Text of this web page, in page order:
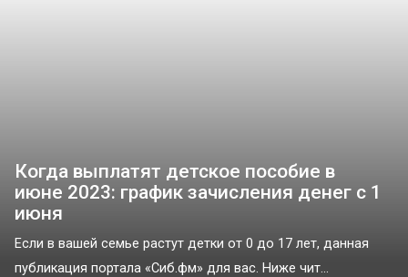
Когда выплатят детское пособие в
июне 2023: график зачисления денег с 1
июня
Если в вашей семье растут детки от 0 до 17 лет, данная
публикация портала «Сиб.фм» для вас. Ниже чит...